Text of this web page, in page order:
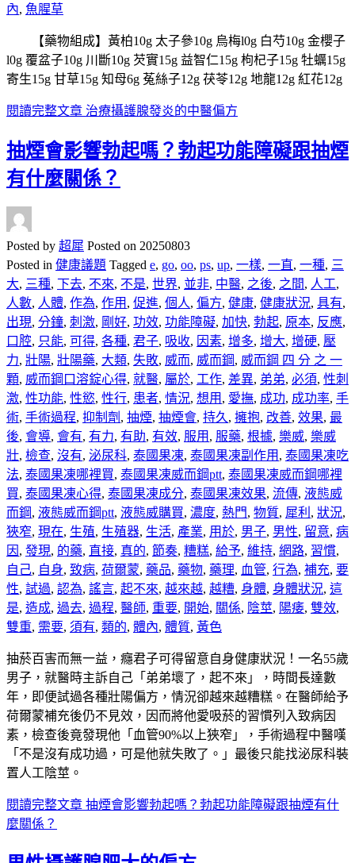
內, 魚腥草
【藥物組成】黃柏10g 太子參10g 烏梅l0g 白芍10g 金櫻子
l0g 覆盆子10g 川斷10g 芡實15g 益智仁15g 枸杞子15g 牡蠣15g
寄生15g 甘草15g 知母6g 菟絲子12g 茯苓12g 地龍12g 紅花12g
閱讀完整文章 治療攝護腺發炎的中醫偏方
抽煙會影響勃起嗎？勃起功能障礙跟抽煙
有什麼關係？
Posted by 超犀 Posted on 20250803
Posted in 健康議題 Tagged e, go, oo, ps, up, 一樣, 一直, 一種, 三
大, 三種, 下去, 不來, 不是, 世界, 並非, 中醫, 之後, 之間, 人工,
人數, 人體, 作為, 作用 , 促進, 個人, 偏方, 健康, 健康狀況, 具有,
出現, 分鐘, 刺激, 剛好, 功效, 功能障礙, 加快, 勃起, 原本, 反應,
口腔, 只能, 可得, 各種, 君子, 吸收, 因素, 增多, 增大, 增硬, 壓
力, 壯陽, 壯陽藥, 大類, 失敗, 威而, 威而鋼, 威而鋼 四 分 之 一
顆, 威而鋼口溶錠心得, 就醫, 屬於, 工作, 差異, 弟弟, 必須, 性刺
激, 性功能, 性慾, 性行, 患者, 情況, 想用 , 愛撫, 成功, 成功率, 手
術, 手術過程, 抑制劑 , 抽煙, 抽煙會, 持久 , 擁抱, 改善, 效果, 最
後, 會導, 會有, 有力, 有助, 有效, 服用 , 服藥, 根據, 樂威, 樂威
壯, 檢查, 沒有, 泌尿科, 泰國果凍, 泰國果凍副作用 , 泰國果凍吃
法, 泰國果凍哪裡買, 泰國果凍威而鋼ptt, 泰國果凍威而鋼哪裡
買, 泰國果凍心得, 泰國果凍成分, 泰國果凍效果, 流傳, 液態威
而鋼, 液態威而鋼ptt, 液態威購買, 濃度, 熱門, 物質, 犀利 , 狀況,
狹窄, 現在, 生殖, 生殖器, 生活, 產業, 用於, 男子, 男性, 留意, 病
因 , 發現, 的藥, 直接, 真的, 節奏, 糟糕, 給予, 維持, 網路, 習慣,
自己, 自身, 致病, 荷爾蒙, 藥品, 藥物, 藥理, 血管, 行為, 補充, 要
性, 試過, 認為, 謠言, 起不來, 越來越, 越糟, 身體, 身體狀況, 這
是, 造成, 過去, 過程, 醫師, 重要, 開始, 關係, 陰莖, 陽痿, 雙效,
雙重, 需要, 須有, 類的, 體內, 體質, 黃色
抽菸百害而無一益，癮君子可得留意自身健康狀況！一名55歲
男子，就醫時主訴自己「弟弟壞了，起不來」，時間長達數
年，即便試過各種壯陽偏方，情況卻越來越糟糕。在醫師給予
荷爾蒙補充後仍不見效，因而將他愛吸菸的習慣列入致病因
素，檢查後竟發現他「血管90%以上狹窄」，手術過程中醫嘆
「不是沒有成功過，可是他就失敗了。」最後只能找泌尿科裝
置人工陰莖。
閱讀完整文章 抽煙會影響勃起嗎？勃起功能障礙跟抽煙有什
麼關係？